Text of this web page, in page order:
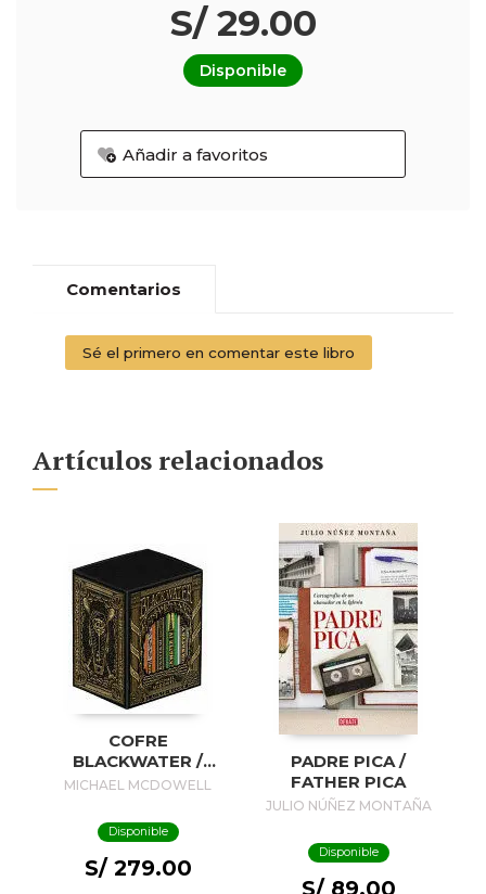
S/ 29.00
Disponible
Añadir a favoritos
Comentarios
Sé el primero en comentar este libro
Artículos relacionados
COFRE
BLACKWATER /
BLACKWATER
MICHAEL MCDOWELL
Disponible
S/ 279.00
PADRE PICA /
FATHER PICA
JULIO NÚÑEZ MONTAÑA
Disponible